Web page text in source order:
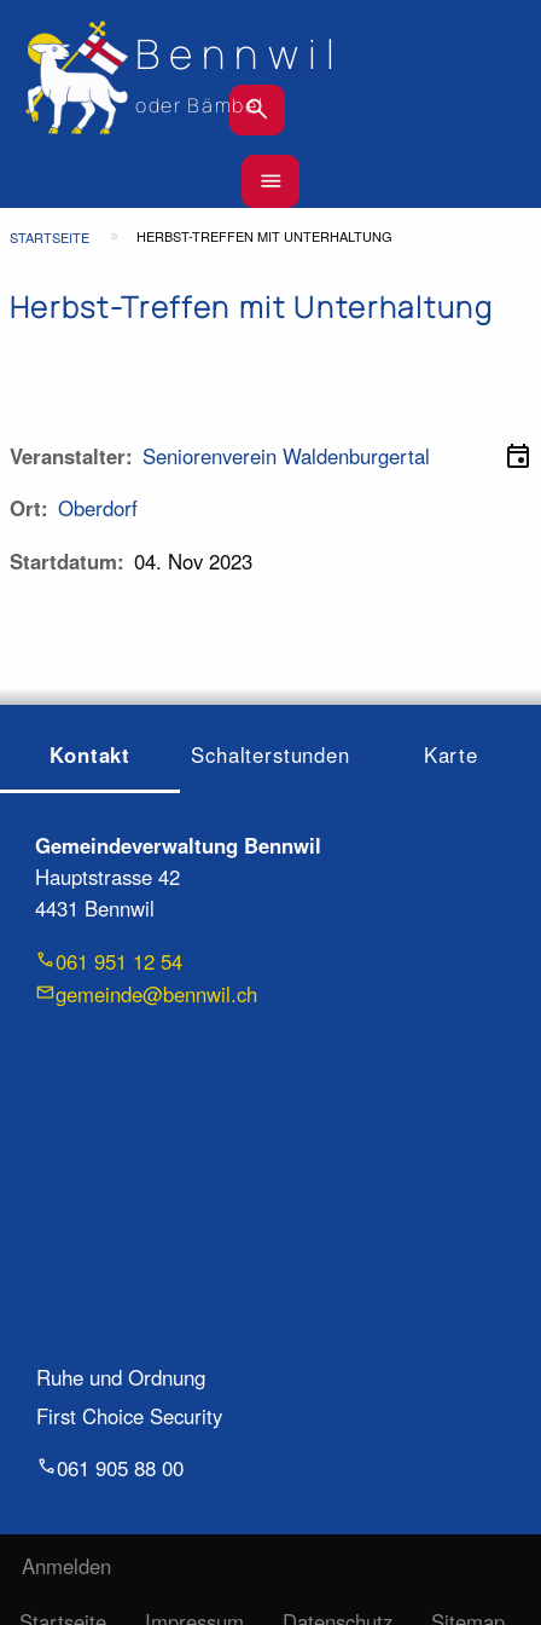
Bennwil
oder Bämbel
search
Hauptnavigation
Top
Bar
menu
Pfadnavigation
STARTSEITE HERBST-TREFFEN MIT UNTERHALTUNG
Herbst-Treffen mit Unterhaltung
event
Veranstalter
Seniorenverein Waldenburgertal
Ort
Oberdorf
Startdatum
04. Nov 2023
Kontakt Schalterstunden Karte
Gemeindeverwaltung Bennwil
Hauptstrasse 42
4431 Bennwil
061 951 12 54
gemeinde@bennwil.ch
Ruhe und Ordnung
First Choice Security
061 905 88 00
Benutzermenü
Anmelden
Fußzeile